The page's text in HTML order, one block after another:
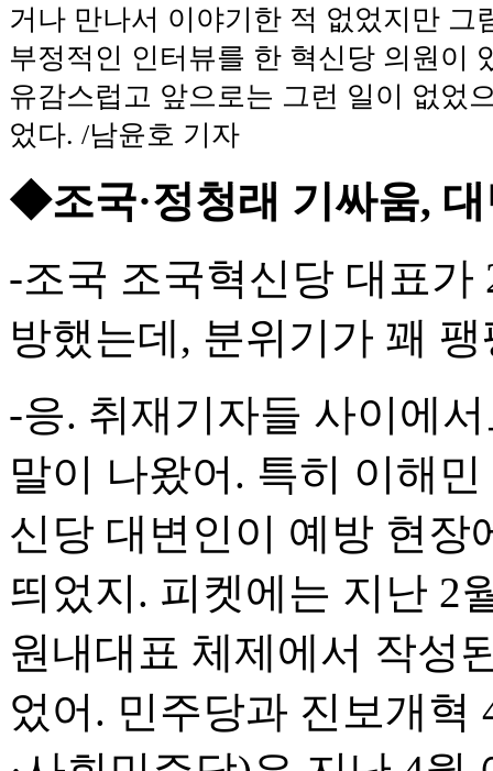
거나 만나서 이야기한 적 없었지만 그
부정적인 인터뷰를 한 혁신당 의원이
유감스럽고 앞으로는 그런 일이 없었
었다. /남윤호 기자
◆조국·정청래 기싸움,
-조국 조국혁신당 대표가
방했는데, 분위기가 꽤
-응. 취재기자들 사이에
말이 나왔어. 특히 이해
신당 대변인이 예방 현장
띄었지. 피켓에는 지난 2
원내대표 체제에서 작성
었어. 민주당과 진보개혁